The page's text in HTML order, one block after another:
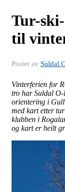
Tur-
til
Postet av Suldal
Vinterferien for
tro har Suldal
orientering i
med kart etter
klubben i
og kart er heilt